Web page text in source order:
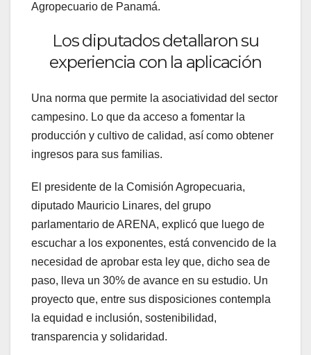
Agropecuario de Panamá.
Los diputados detallaron su
experiencia con la aplicación
Una norma que permite la asociatividad del sector
campesino. Lo que da acceso a fomentar la
producción y cultivo de calidad, así como obtener
ingresos para sus familias.
El presidente de la Comisión Agropecuaria,
diputado Mauricio Linares, del grupo
parlamentario de ARENA, explicó que luego de
escuchar a los exponentes, está convencido de la
necesidad de aprobar esta ley que, dicho sea de
paso, lleva un 30% de avance en su estudio. Un
proyecto que, entre sus disposiciones contempla
la equidad e inclusión, sostenibilidad,
transparencia y solidaridad.